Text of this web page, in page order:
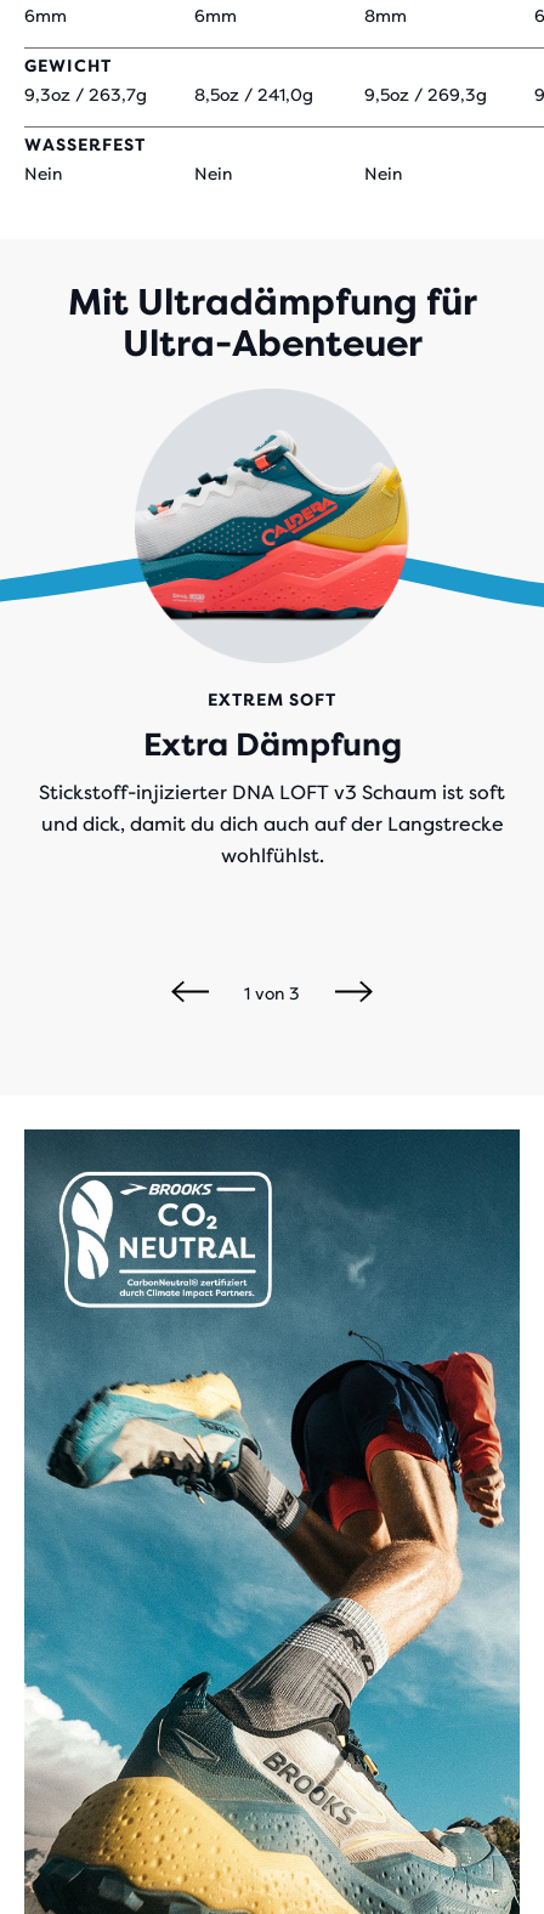
6mm 6mm 8mm
GEWICHT
9,3oz / 263,7g
8,5oz / 241,0g 9,5oz / 269,3g
WASSERFEST
Nein
Nein Nein
Mit Ultradämpfung für
Ultra-Abenteuer
EXTREM SOFT
Extra Dämpfung
Stickstoff-injizierter DNA LOFT v3 Schaum ist soft
und dick, damit du dich auch auf der Langstrecke
wohlfühlst.
1 von 3